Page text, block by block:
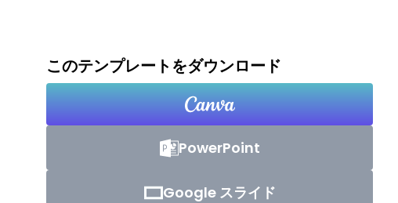
このテンプレートをダウンロード
PowerPoint
Google スライド